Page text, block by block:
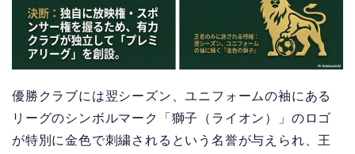
優勝クラブには翌シーズン、ユニフォームの袖にある
リーグのシンボルマーク「獅子（ライオン）」のロゴ
が特別に金色で刺繍されるという名誉が与えられ、王